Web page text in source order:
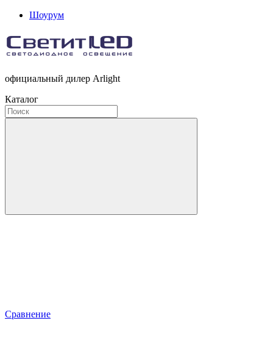
Шоурум
официальный дилер Arlight
Каталог
Сравнение